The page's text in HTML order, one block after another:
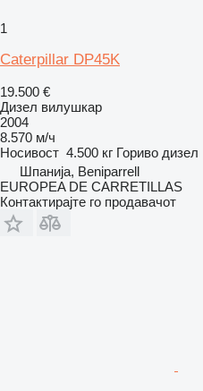
1
Caterpillar DP45K
19.500 €
Дизел вилушкар
2004
8.570 м/ч
Носивост 4.500 кг Гориво дизел
Шпанија, Beniparrell
EUROPEA DE CARRETILLAS
Контактирајте го продавачот